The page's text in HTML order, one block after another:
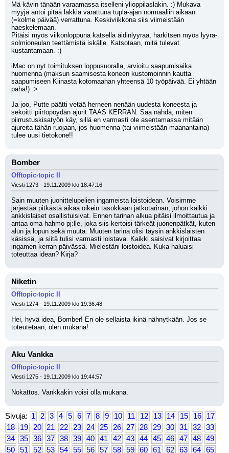
Mä kävin tänään varaamassa itselleni ylioppilaslakin. :) Mukava
myyjä antoi pitää lakkia varattuna tupla-ajan normaaliin aikaan
(=kolme päivää) verrattuna. Keskiviikkona siis viimeistään
haeskelemaan.
Pitäisi myös viikonloppuna katsella äidinlyyraa, harkitsen myös lyyra-
solmioneulan teettämistä iskälle. Katsotaan, mitä tulevat
kustantamaan. :)
iMac on nyt toimituksen loppusuoralla, arvioitu saapumisaika
huomenna (maksun saamisesta koneen kustomoinnin kautta
saapumiseen Kiinasta kotomaahan yhteensä 10 työpäivää. Ei yhtään
paha!) :>
Ja joo, Putte päätti vetää herneen nenään uudesta koneesta ja
sekoitti piirtopöydän ajurit TAAS KERRAN. Saa nähdä, miten
piirrustuskisatyön käy, sillä en varmasti ole asentamassa mitään
ajureita tähän ruojaan, jos huomenna (tai viimeistään maanantaina)
tulee uusi tietokone!!
Bomber
Offtopic-topic II
Viesti 1273 - 19.11.2009 klo 18:47:16
Sain muuten juonittelupelien ingameista loistoidean. Voisimme
järjestää pitkästä aikaa oikein tasokkaan jatkotarinan, johon kaikki
ankkislaiset osallistuisivat. Ennen tarinan alkua pitäisi ilmoittautua ja
antaa oma hahmo pj:lle, joka siis kertoisi tärkeät juonenpätkät, kuten
alun ja lopun sekä muuta. Muuten tarina olisi täysin ankkislaisten
käsissä, ja siitä tulisi varmasti loistava. Kaikki saisivat kirjoittaa
ingamen kerran päivässä. Mielestäni loistoidea. Kuka haluaisi
toteuttaa idean? Kirja?
Niketin
Offtopic-topic II
Viesti 1274 - 19.11.2009 klo 19:36:48
Hei, hyvä idea, Bomber! En ole sellaista ikinä nähnytkään. Jos se
toteutetaan, olen mukana!
Aku Vankka
Offtopic-topic II
Viesti 1275 - 19.11.2009 klo 19:44:57
Nokattos. Vankkakin voisi olla mukana.
Sivuja: 1 2 3 4 5 6 7 8 9 10 11 12 13 14 15 16
17
18
19 20 21 22 23 24 25 26 27 28 29 30 31 32
33
34
35 36 37 38 39 40 41 42 43 44 45 46 47 48
49
50
51 52 53 54 55 56 57 58 59 60 61 62 63 64 65